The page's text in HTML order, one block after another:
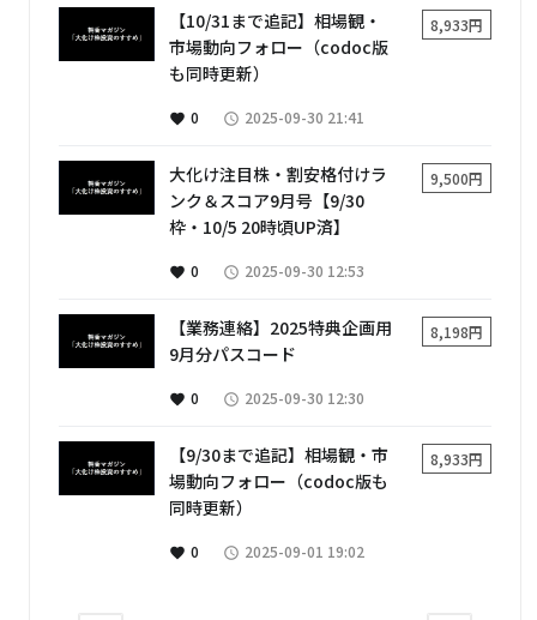
【10/31まで追記】相場観・
市場動向フォロー（codoc版
も同時更新）
8,933円
favorite 0 access_time 2025-09-30 21:41
大化け注目株・割安格付けラ
ンク＆スコア9月号【9/30
枠・10/5 20時頃UP済】
9,500円
favorite 0 access_time 2025-09-30 12:53
【業務連絡】2025特典企画用
9月分パスコード
8,198円
favorite 0 access_time 2025-09-30 12:30
【9/30まで追記】相場観・市
場動向フォロー（codoc版も
同時更新）
8,933円
favorite 0 access_time 2025-09-01 19:02